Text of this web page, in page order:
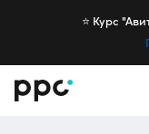
⭐️ Курс